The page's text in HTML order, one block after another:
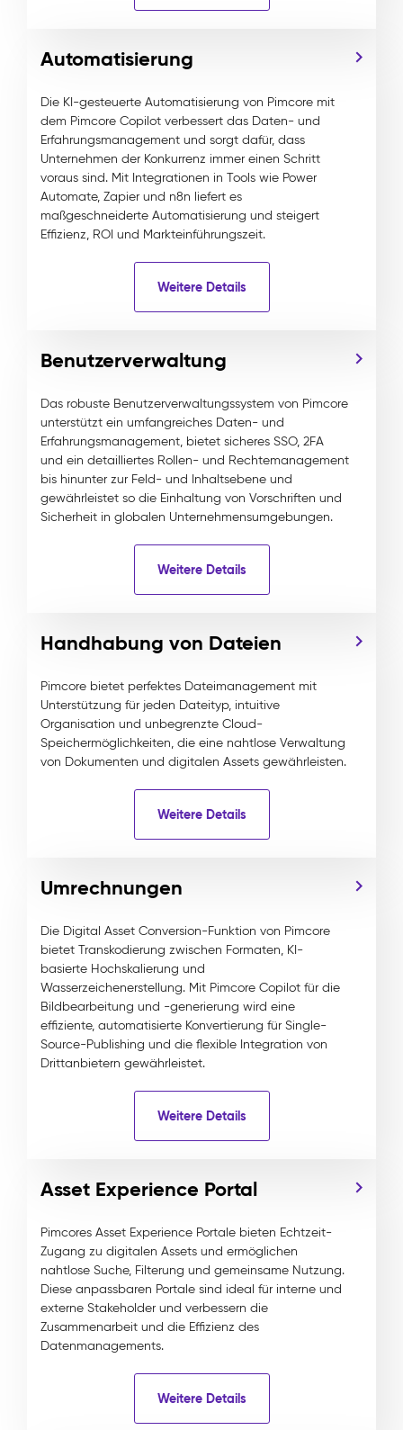
Automatisierung
Die KI-gesteuerte Automatisierung von Pimcore mit
dem Pimcore Copilot verbessert das Daten- und
Erfahrungsmanagement und sorgt dafür, dass
Unternehmen der Konkurrenz immer einen Schritt
voraus sind. Mit Integrationen in Tools wie Power
Automate, Zapier und n8n liefert es
maßgeschneiderte Automatisierung und steigert
Effizienz, ROI und Markteinführungszeit.
Weitere Details
Benutzerverwaltung
Das robuste Benutzerverwaltungssystem von Pimcore
unterstützt ein umfangreiches Daten- und
Erfahrungsmanagement, bietet sicheres SSO, 2FA
und ein detailliertes Rollen- und Rechtemanagement
bis hinunter zur Feld- und Inhaltsebene und
gewährleistet so die Einhaltung von Vorschriften und
Sicherheit in globalen Unternehmensumgebungen.
Weitere Details
Handhabung von Dateien
Pimcore bietet perfektes Dateimanagement mit
Unterstützung für jeden Dateityp, intuitive
Organisation und unbegrenzte Cloud-
Speichermöglichkeiten, die eine nahtlose Verwaltung
von Dokumenten und digitalen Assets gewährleisten.
Weitere Details
Umrechnungen
Die Digital Asset Conversion-Funktion von Pimcore
bietet Transkodierung zwischen Formaten, KI-
basierte Hochskalierung und
Wasserzeichenerstellung. Mit Pimcore Copilot für die
Bildbearbeitung und -generierung wird eine
effiziente, automatisierte Konvertierung für Single-
Source-Publishing und die flexible Integration von
Drittanbietern gewährleistet.
Weitere Details
Asset Experience Portal
Pimcores Asset Experience Portale bieten Echtzeit-
Zugang zu digitalen Assets und ermöglichen
nahtlose Suche, Filterung und gemeinsame Nutzung.
Diese anpassbaren Portale sind ideal für interne und
externe Stakeholder und verbessern die
Zusammenarbeit und die Effizienz des
Datenmanagements.
Weitere Details